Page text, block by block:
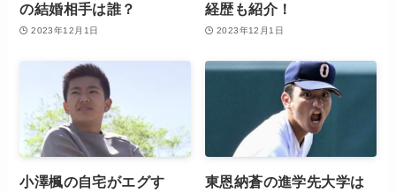
の結婚相手は誰？
2023年12月1日
経歴も紹介！
2023年12月1日
小澤楓の自宅がエグす
東恩納蒼の進学先大学は